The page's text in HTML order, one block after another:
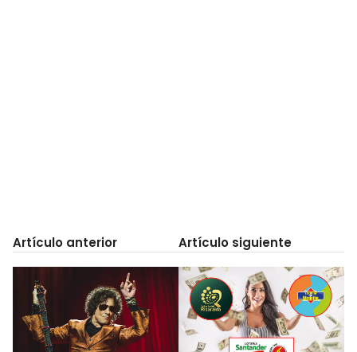
Artículo anterior Artículo siguiente